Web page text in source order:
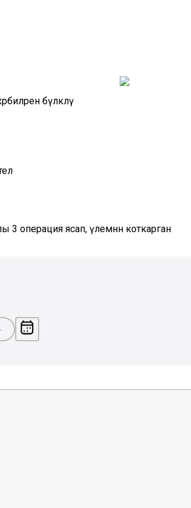
бүләкләү
3 операция ясап, үлемнән коткарган